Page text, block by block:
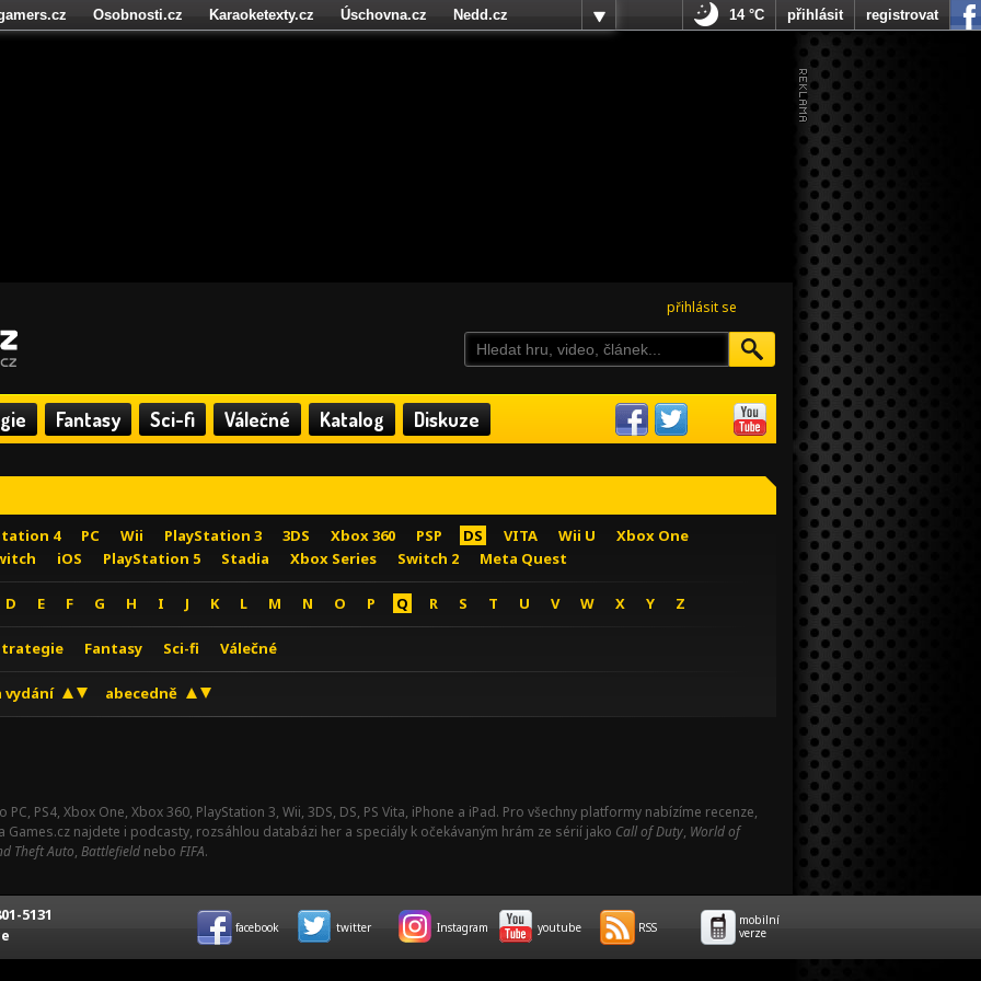
přihlásit se
Fantasy Sci-fi Válečné Katalog Diskuze
4 PC Wii PlayStation 3 3DS Xbox 360 PSP DS VITA Wii U
Xbox One
iOS PlayStation 5 Stadia Xbox Series Switch 2 Meta Quest
D E F G H I J K L M N O P Q R S T U V W X Y Z
Fantasy Sci-fi Válečné
vydání abecedně
PC, PS4, Xbox One, Xbox 360, PlayStation 3, Wii, 3DS, DS, PS Vita, iPhone a iPad. Pro všechny platformy nabízíme recenze,
najdete i podcasty, rozsáhlou databázi her a speciály k očekávaným hrám ze sérií jako Call of Duty, World of
Theft Auto, Battlefield nebo FIFA.
Osobnosti.cz Karaoketexty.cz Úschovna.cz
Nedd.cz
14 °C přihlásit registrovat
5131
facebook twitter Instagram youtube RSS
mobilní
verze